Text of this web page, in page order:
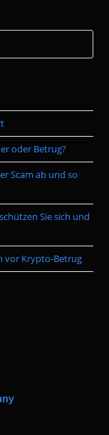
the
oder Betrug?
Scam ab und so
Sie sich und
vor Krypto-Betrug